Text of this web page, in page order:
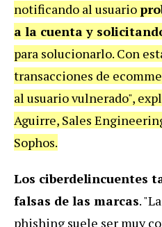
notificando al usuario
a la cuenta y
para solucionarlo. Con
transacciones de
al usuario vulnerado",
Aguirre, Sales
Sophos.
Los ciberdelincuentes
falsas de las marcas.
phishing suele ser muy